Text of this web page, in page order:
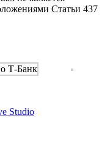
Статьи 437
Studio